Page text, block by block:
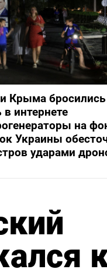
Крыма бросились
в интернете
на
Украины
ударами